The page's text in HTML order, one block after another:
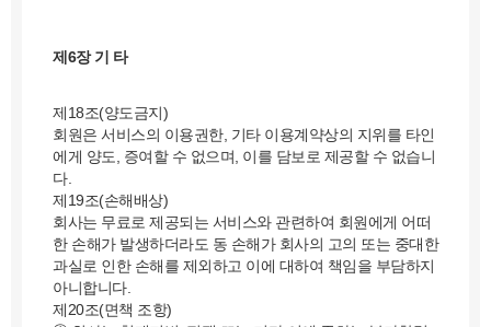
제6장 기 타
제18조(양도금지)
회원은 서비스의 이용권한, 기타 이용계약상의 지위를 타인
에게 양도, 증여할 수 없으며, 이를 담보로 제공할 수 없습니
다.
제19조(손해배상)
회사는 무료로 제공되는 서비스와 관련하여 회원에게 어떠
한 손해가 발생하더라도 동 손해가 회사의 고의 또는 중대한
과실로 인한 손해를 제외하고 이에 대하여 책임을 부담하지
아니합니다.
제20조(면책 조항)